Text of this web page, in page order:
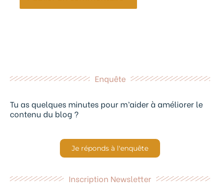
Enquête
Tu as quelques minutes pour m’aider à améliorer le
contenu du blog ?
Je réponds à l'enquête
Inscription Newsletter